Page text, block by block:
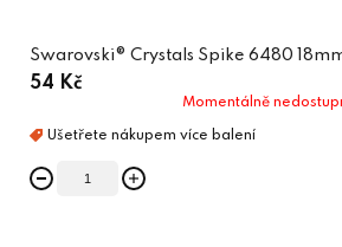
Swarovski® Crystals Spike 6480
54 Kč
Momentálně